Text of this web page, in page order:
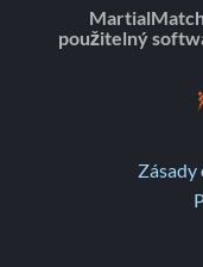
použitelný
Zásady